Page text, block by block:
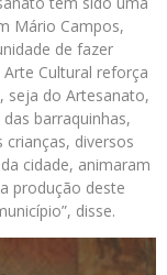
Mário Campos,
de fazer
Cultural reforça
seja do Artesanato,
barraquinhas,
diversos
cidade, animaram
produção deste
disse.